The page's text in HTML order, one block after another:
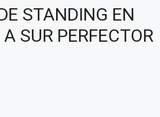
STANDING EN
SUR PERFECTOR